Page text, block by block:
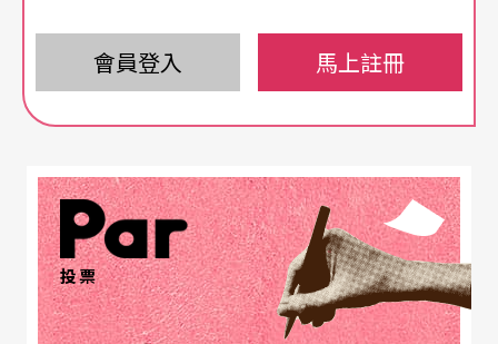
同合作而成。
一個審視自己內在的過程
導演張藝生表示，《潛水中》從人與大自然、深海
之間的關係，思考人和人之間的互動：「為什麼我
們心情不好會想去海邊走走、曬曬太陽？為什麼我
們總可以從大自然得到繼續下去的力量？」他強
會員登入 馬上註冊
投票